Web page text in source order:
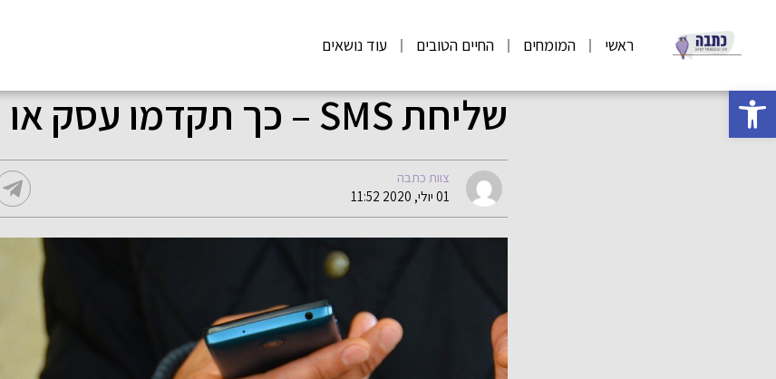
פתח סרגל נגישות
ראשי המומחים החיים הטובים עוד נושאים
שליחת SMS – כך תקדמו עסק או מוצר חדש
צוות כתבה
01 יולי, 2020 11:52